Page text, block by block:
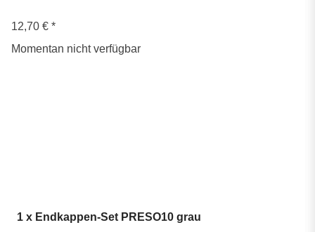
12,70 € *
Momentan nicht verfügbar
1 x Endkappen-Set PRESO10 grau